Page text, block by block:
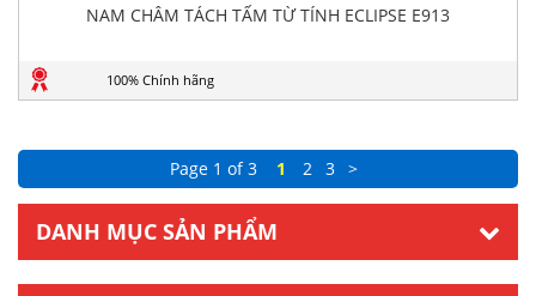
NAM CHÂM TÁCH TẤM TỪ TÍNH ECLIPSE E913
100% Chính hãng
Page 1 of 3 1 2 3 >
DANH MỤC SẢN PHẨM